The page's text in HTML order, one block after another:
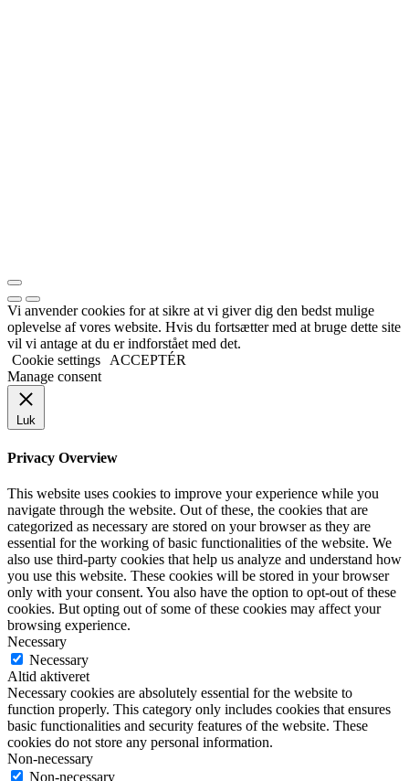
Vi anvender cookies for at sikre at vi giver dig den bedst mulige
oplevelse af vores website. Hvis du fortsætter med at bruge dette site
vil vi antage at du er indforstået med det.
Cookie settings
ACCEPTÉR
Manage consent
Luk
Privacy Overview
This website uses cookies to improve your experience while you
navigate through the website. Out of these, the cookies that are
categorized as necessary are stored on your browser as they are
essential for the working of basic functionalities of the website. We
also use third-party cookies that help us analyze and understand how
you use this website. These cookies will be stored in your browser
only with your consent. You also have the option to opt-out of these
cookies. But opting out of some of these cookies may affect your
browsing experience.
Necessary
Necessary
Altid aktiveret
Necessary cookies are absolutely essential for the website to
function properly. This category only includes cookies that ensures
basic functionalities and security features of the website. These
cookies do not store any personal information.
Non-necessary
Non-necessary